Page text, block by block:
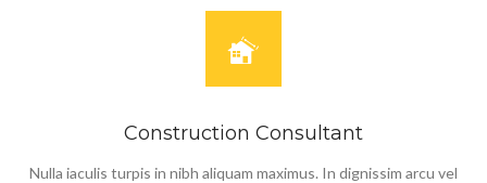
Construction Consultant
Nulla iaculis turpis in nibh aliquam maximus. In dignissim arcu vel